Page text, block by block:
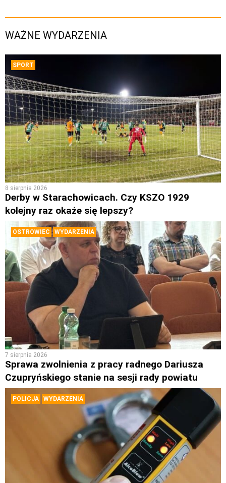
WAŻNE WYDARZENIA
SPORT
8 sierpnia 2026
Derby w Starachowicach. Czy KSZO 1929
kolejny raz okaże się lepszy?
OSTROWIEC WYDARZENIA
7 sierpnia 2026
Sprawa zwolnienia z pracy radnego Dariusza
Czupryńskiego stanie na sesji rady powiatu
POLICJA WYDARZENIA